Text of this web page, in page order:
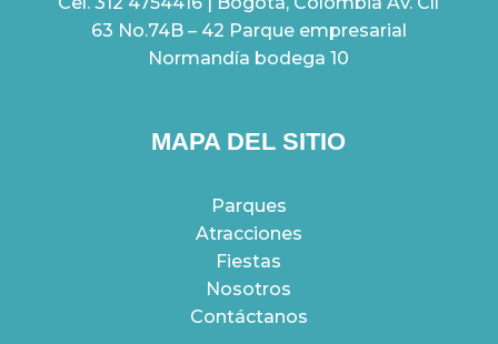
63 No.74B – 42 Parque empresarial
Normandía bodega 10
MAPA DEL SITIO
Parques
Atracciones
Fiestas
Nosotros
Contáctanos